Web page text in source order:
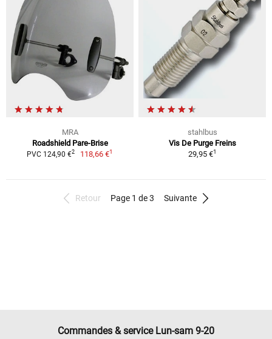
MRA
Roadshield Pare-Brise
PVC 124,90 €2 118,66 €1
stahlbus
Vis De Purge Freins
29,95 €1
Retour Page 1 de 3 Suivante
Commandes & service Lun-sam 9-20